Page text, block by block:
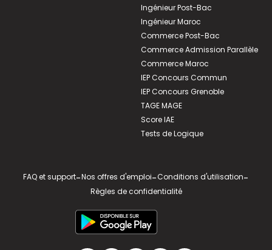
Ingénieur Post-Bac
Ingénieur Maroc
Commerce Post-Bac
Commerce Admission Parallèle
Commerce Maroc
IEP Concours Commun
IEP Concours Grenoble
TAGE MAGE
Score IAE
Tests de Logique
FAQ et support-Nos offres d'emploi-Conditions d'utilisation-
Règles de confidentialité